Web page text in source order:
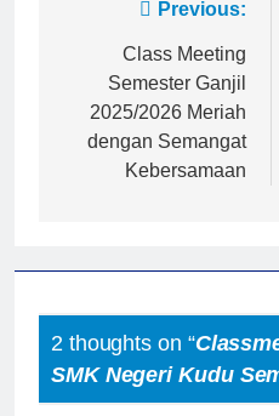
navigation
Previous:
Class Meeting
Semester Ganjil
2025/2026 Meriah
dengan Semangat
Kebersamaan
2 thoughts on “
SMK Negeri Kudu